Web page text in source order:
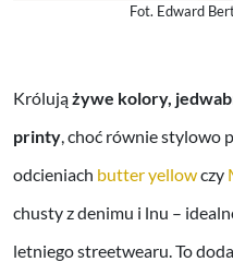
Fot. Edward
Królujążywe kolory,
printy , choć równie stylowo
odcieniach butter yellowczy
chusty z denimu i lnu –
letniego streetwearu. To